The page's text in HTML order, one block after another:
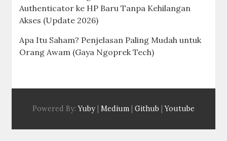
Authenticator ke HP Baru Tanpa Kehilangan
Akses (Update 2026)
Apa Itu Saham? Penjelasan Paling Mudah untuk
Orang Awam (Gaya Ngoprek Tech)
Powered By:Yuby Medium Github |Youtube